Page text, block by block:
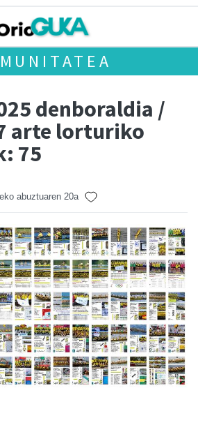
denboraldia /
arte lorturiko
75
abuztuaren 20a